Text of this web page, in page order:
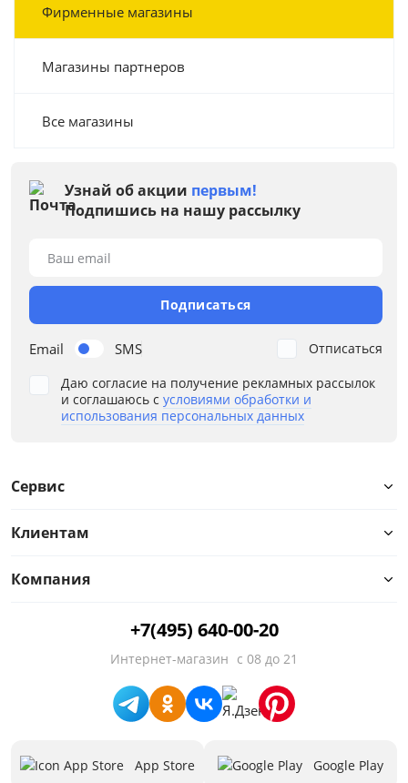
Фирменные магазины
Магазины партнеров
Все магазины
Узнай об акции первым!
Подпишись на нашу рассылку
Email SMS
Ваш email
Подписаться
Даю согласие на получение рекламных рассылок
и соглашаюсь с условиями обработки и
использования персональных данных
Отписаться
Сервис
Клиентам
Компания
+7(495) 640-00-20
Интернет-магазин с 08 до 21
App Store Google Play